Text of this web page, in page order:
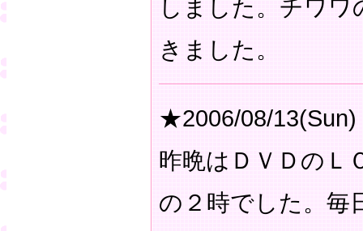
しました。チワ
きました。
★2006/08/13(Sun)
昨晩はＤＶＤのＬ
の２時でした。毎